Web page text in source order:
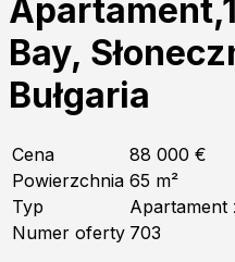
Bay,
Bułgaria
Cena
88 000 €
Powierzchnia 65 m²
Typ
Apartament
Numer oferty 703